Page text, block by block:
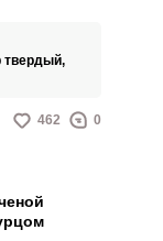
станет
быстрого и
твердый,
462 0